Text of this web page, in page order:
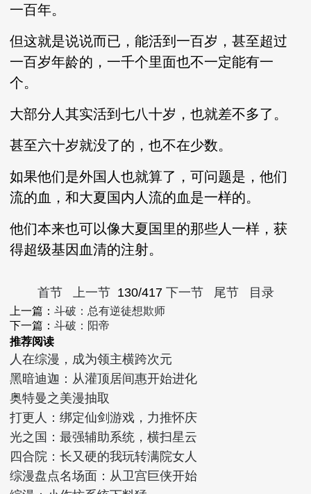
一百年。
但这就是说说而已，能活到一百岁，甚至超过
一百岁年龄的，一千个里面也不一定能有一
个。
大部分人其实活到七八十岁，也就差不多了。
甚至六十岁就没了的，也不在少数。
如果他们是外国人也就算了，可问题是，他们
流的血，和大夏国内人流的血是一样的。
他们本来也可以像大夏国里的那些人一样，获
得超级基因血清的注射。
首节 上一节 130/417 下一节 尾节 目录
上一篇：斗破：总有逆徒想欺师
下一篇：斗破：阳帝
推荐阅读
人在综漫，成为领主横跨次元
黑暗迪迦：从灌顶居间惠开始进化
奥特曼之美漫抽取
打更人：绑定仙剑游戏，力推怀庆
光之国：最强辅助系统，横扫星云
四合院：长又硬的我玩转满院女人
综漫盘点名场面：从卫宫巨侠开始